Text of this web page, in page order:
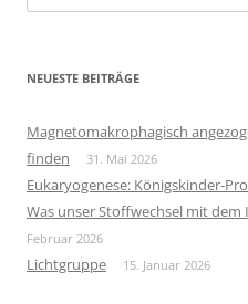
nach:
NEUESTE BEITRÄGE
Magnetomakrophagisch
finden
31. Mai 2026
Eukaryogenese: Königskinder-
Was unser Stoffwechsel mit
Februar 2026
Lichtgruppe 15. Januar 2026